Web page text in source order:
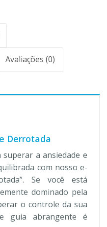
Avaliações (0)
Derrotada
superar a ansiedade e
com nosso e-
Se você está
dominado pela
o controle da sua
guia abrangente é